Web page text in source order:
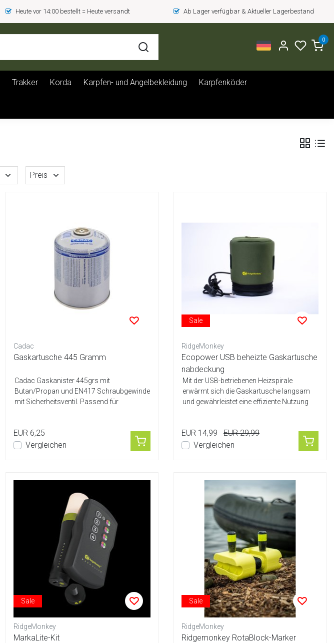
Heute vor 14:00 bestellt = Heute versandt Ab Lager verfügbar & Aktueller Lagerbestand
0
Trakker Korda Karpfen- und Angelbekleidung Karpfenköder
Preis
Cadac
Gaskartusche 445 Gramm
Cadac Gaskanister 445grs mit
Butan/Propan und EN417 Schraubgewinde
mit Sicherheitsventil. Passend für
EUR 6,25
Vergleichen
Sale
RidgeMonkey
Ecopower USB beheizte Gaskartusche
nabdeckung
Mit der USB-betriebenen Heizspirale
erwärmt sich die Gaskartusche langsam
und gewährleistet eine effiziente Nutzung
EUR 14,99
EUR 29,99
Vergleichen
Sale
RidgeMonkey
MarkaLite-Kit
Sale
RidgeMonkey
Ridgemonkey RotaBlock-Marker